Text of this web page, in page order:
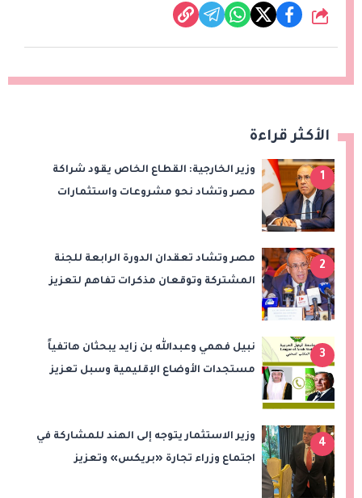
شارك
الأكثر قراءة
1
وزير الخارجية: القطاع الخاص يقود شراكة
مصر وتشاد نحو مشروعات واستثمارات
2
مصر وتشاد تعقدان الدورة الرابعة للجنة
المشتركة وتوقعان مذكرات تفاهم لتعزيز
3
نبيل فهمي وعبدالله بن زايد يبحثان هاتفياً
مستجدات الأوضاع الإقليمية وسبل تعزيز
4
وزير الاستثمار يتوجه إلى الهند للمشاركة في
اجتماع وزراء تجارة «بريكس» وتعزيز